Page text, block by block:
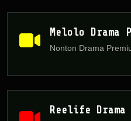
Melolo Drama
Nonton Drama
Reelife Drama